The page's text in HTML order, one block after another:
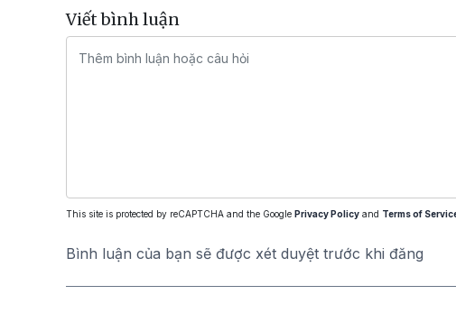
Viết bình luận
This site is protected by reCAPTCHA and the Google Privacy Policy and Terms of
Bình luận của bạn sẽ được xét duyệt trước khi đăng